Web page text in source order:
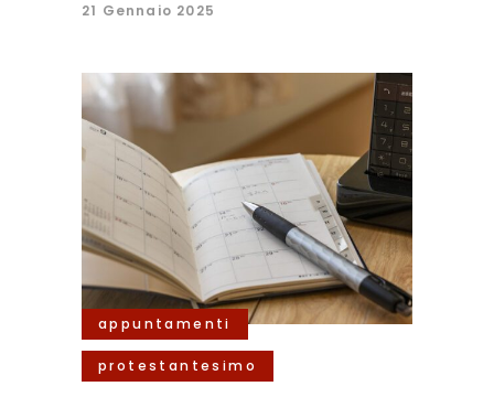
21 Gennaio 2025
appuntamenti
protestantesimo